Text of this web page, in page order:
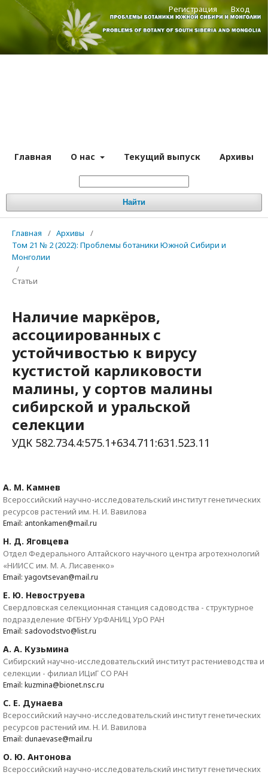
Главная О нас Текущий выпуск Архивы
Найти
Регистрация Вход
Главная / Архивы
/
Том 21 № 2 (2022): Проблемы ботаники Южной Сибири и
Монголии
/
Статьи
Наличие маркёров,
ассоциированных с
устойчивостью к вирусу
кустистой карликовости
малины, у сортов малины
сибирской и уральской
селекции
УДК 582.734.4:575.1+634.711:631.523.11
А. М. Камнев
Всероссийский научно-исследовательский институт генетических
ресурсов растений им. Н. И. Вавилова
Email: antonkamen@mail.ru
Н. Д. Яговцева
Отдел Федерального Алтайского научного центра агротехнологий
«НИИСС им. М. А. Лисавенко»
Email: yagovtsevan@mail.ru
Е. Ю. Невоструева
Свердловская селекционная станция садоводства - структурное
подразделение ФГБНУ УрФАНИЦ УрО РАН
Email: sadovodstvo@list.ru
А. А. Кузьмина
Сибирский научно-исследовательский институт растениеводства и
селекции - филиал ИЦиГ СО РАН
Email: kuzmina@bionet.nsc.ru
С. Е. Дунаева
Всероссийский научно-исследовательский институт генетических
ресурсов растений им. Н. И. Вавилова
Email: dunaevase@mail.ru
О. Ю. Антонова
Всероссийский научно-исследовательский институт генетических